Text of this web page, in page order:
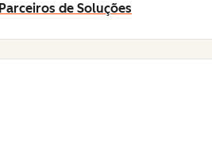
de Soluções